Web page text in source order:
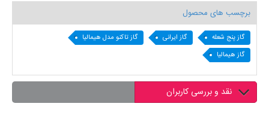
برچسب های محصول
گاز پنج شعله گاز ایرانی
گاز تاکنو مدل هیمالیا
گاز هیمالیا
نقد و بررسی کاربران